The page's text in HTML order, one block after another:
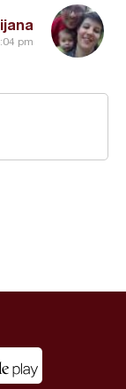
pm